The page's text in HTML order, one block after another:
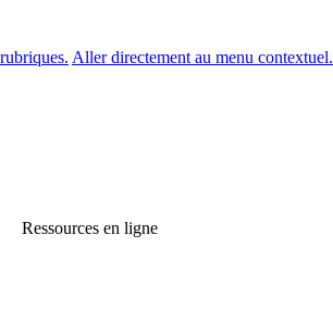
Aller directement au menu contextuel.
Ressources en ligne